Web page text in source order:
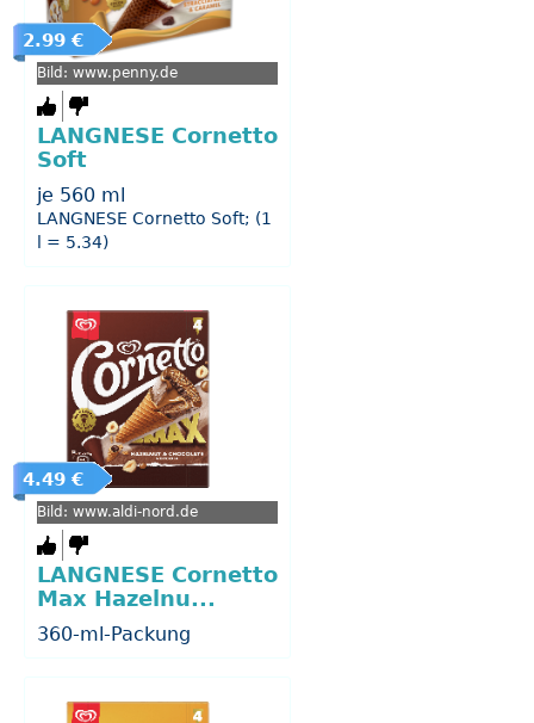
2.99 €
Bild: www.penny.de
LANGNESE Cornetto
Soft
je 560 ml
LANGNESE Cornetto Soft; (1
l = 5.34)
4.49 €
Bild: www.aldi-nord.de
LANGNESE Cornetto
Max Hazelnu...
360-ml-Packung